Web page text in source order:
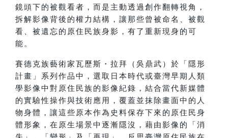
鏡頭下的被觀看者，而是主動透過創作翻轉視角，
拆解影像背後的權力結構，讓那些曾被命名、被觀
看、被遺忘的原住民族身影，有了重新現身的可
能。
賽德克族藝術家瓦歷斯・拉拜（吳鼎武）於「隱形
計畫」系列作品中，選取日本時代或臺灣早期人類
學影像中對原住民族的影像紀錄，結合當代新媒體
的實驗性操作與技術應用，覆蓋並抹除畫面中的人
物身體，讓這些原本作為史料保存下來的原住民身
體形象，在原生場景中逐漸隱沒，藉由影像的「消